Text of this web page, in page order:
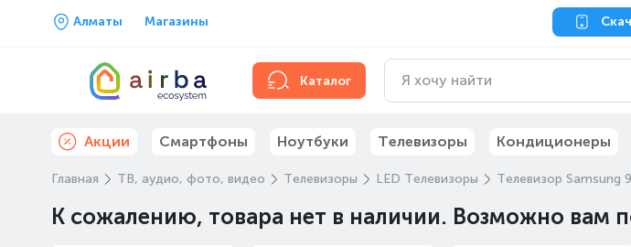
Алматы Магазины
Каталог
Акции Смартфоны Ноутбуки Телевизоры Кондиционеры
Главная ТВ, аудио, фото, видео Телевизоры LED Телевизоры Телевизор Samsung
К сожалению, товара нет в наличии. Возможно вам